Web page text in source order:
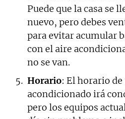
Puede que la casa se
nuevo, pero debes
para evitar acumular
con el aire
no se van.
Horario: El horario de
acondicionado irá
pero los equipos